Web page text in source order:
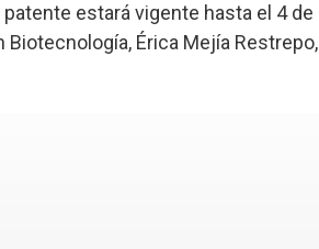
estará vigente hasta el 4 de
Érica Mejía Restrepo,